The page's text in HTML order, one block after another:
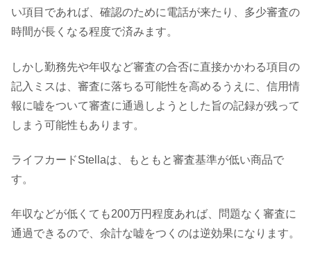
い項目であれば、確認のために電話が来たり、多少審査の
時間が長くなる程度で済みます。
しかし勤務先や年収など審査の合否に直接かかわる項目の
記入ミスは、審査に落ちる可能性を高めるうえに、信用情
報に嘘をついて審査に通過しようとした旨の記録が残って
しまう可能性もあります。
ライフカードStellaは、もともと審査基準が低い商品で
す。
年収などが低くても200万円程度あれば、問題なく審査に
通過できるので、余計な嘘をつくのは逆効果になります。